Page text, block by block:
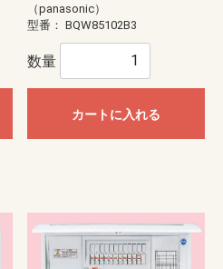
（panasonic）
型番： BQW85102B3
数量
カートに入れる